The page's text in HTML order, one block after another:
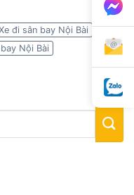
đi sân bay Nội Bài
Nội Bài